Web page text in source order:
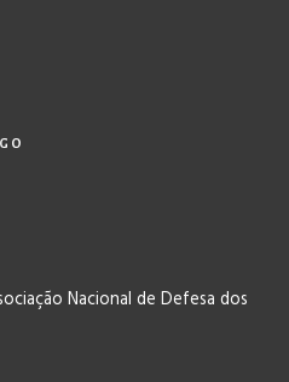
Nacional de Defesa dos